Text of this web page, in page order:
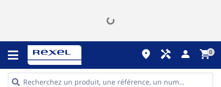
place handyman person shopping_cart0